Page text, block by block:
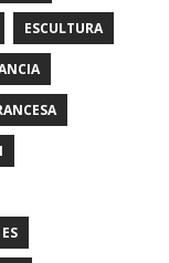
ESCULTURA